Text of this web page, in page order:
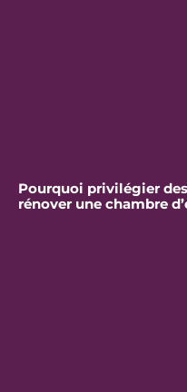
Pourquoi privilégier
rénover une chambre